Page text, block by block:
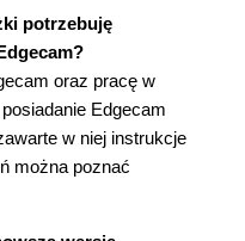
Magazynu ustawienie
narzędzi
potrzebuję
oraz pracę w
Edgecam
w niej instrukcje
można poznać